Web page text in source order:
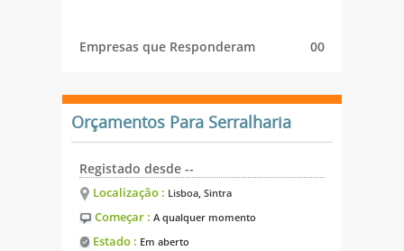
Empresas que Responderam 00
Orçamentos Para Serralharia
Registado desde --
Localização : Lisboa, Sintra
Começar : A qualquer momento
Estado : Em aberto